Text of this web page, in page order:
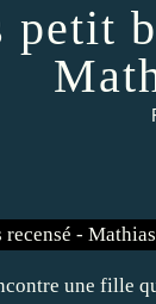
petit
une fille